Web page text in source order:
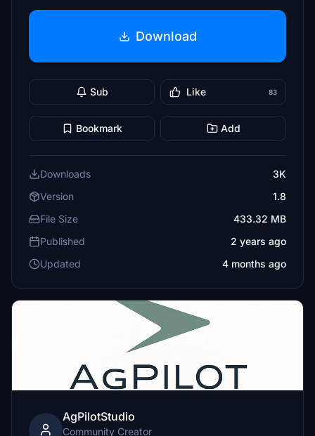
Download
Sub Like 83
Bookmark Add
Downloads
3K
Version
1.8
File Size
433.32 MB
Published
2 years ago
Updated
4 months ago
AgPilotStudio
Community Creator